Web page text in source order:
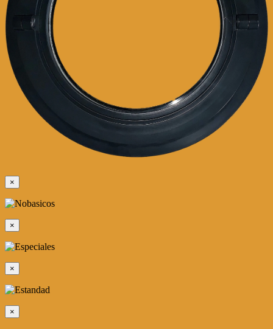
×
×
×
×